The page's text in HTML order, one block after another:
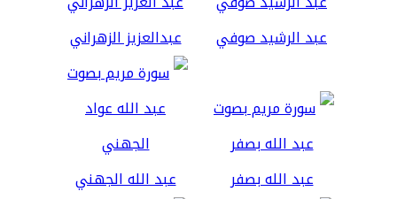
عبد الرشيد صوفي عبدالعزيز الزهراني
عبد الله بصفر عبد الله الجهني